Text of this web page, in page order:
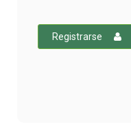
Registrarse